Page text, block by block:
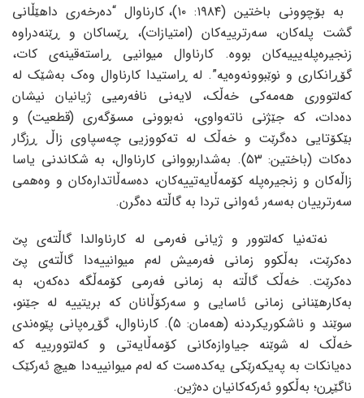
به‌ بۆچوونی باختین (١٩٨٤: ١٠)، کارناوال “ده‌رخه‌ری داهێڵانی
گشت پله‌کان، سه‌رترییه‌کان (امتیازات)، ڕێساکان و ڕێنه‌دراوه‌
زنجیره‌پله‌یییه‌کان بووه‌. کارناوال میوانیی ڕاسته‌قینه‌ی کات،
گۆڕانکاری و نوێبوونه‌وه‌یه‌”. له‌ ڕاستیدا کارناوال وه‌ک به‌شێک له‌
که‌لتووری هه‌مه‌کی خه‌ڵک، لایه‌نی نافه‌رمیی ژیانیان نیشان
ده‌دات، که‌ جێژنی ناته‌واوی، نه‌بوونی مسۆگه‌ری (قطعیت) و
بێکۆتایی ده‌گرێت و خه‌ڵک له‌ ته‌کووزیی چه‌سپاوی زاڵ ڕزگار
ده‌کات (باختین: ٥٣). به‌شداربووانی کارناوال، به‌ شکاندنی یاسا
زاڵه‌کان و زنجیره‌پله‌ کۆمه‌ڵایه‌تییه‌کان، ده‌سه‌ڵاتداره‌کان و وه‌همی
سه‌رترییان به‌سه‌ر ئه‌وانی تردا به‌ گاڵته‌ ده‌گرن.
نه‌ته‌نیا که‌لتوور و ژیانی فه‌رمی له‌ کارناوالدا گاڵته‌ی پێ
ده‌کرێت، به‌ڵکوو زمانی فه‌رمیش له‌م میوانییه‌دا گاڵته‌ی پێ
ده‌کرێت. خه‌ڵک گاڵته‌ به‌ زمانی فه‌رمی کۆمه‌ڵگه‌ ده‌که‌ن، به‌
به‌کارهێنانی زمانی ئاسایی و سه‌رکۆڵانان که‌ بریتییه‌ له‌ جێنو،
سوێند و ناشکوریکردنه‌ (هه‌مان: ٥). کارناوال، گۆڕه‌پانی پێوه‌ندی
خه‌ڵک له‌ شوێنه‌ جیاوازه‌کانی کۆمه‌ڵایه‌تی و که‌لتوورییه‌ که‌
ده‌یانکات به‌ په‌یکه‌رێکی یه‌کده‌ست که‌ له‌م میوانییه‌دا هیچ ئه‌رکێک
ناگێڕن؛ به‌ڵکوو ئه‌رکه‌کانیان ده‌ژین.